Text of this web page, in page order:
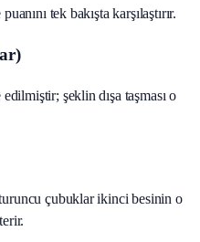
tek bakışta karşılaştırır.
şeklin dışa taşması o
çubuklar ikinci besinin o